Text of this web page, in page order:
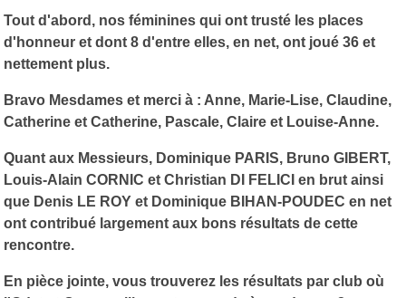
Tout d'abord, nos féminines qui ont trusté les places
d'honneur et dont 8 d'entre elles, en net, ont joué 36 et
nettement plus.
Bravo Mesdames et merci à : Anne, Marie-Lise, Claudine,
Catherine et Catherine, Pascale, Claire et Louise-Anne.
Quant aux Messieurs, Dominique PARIS, Bruno GIBERT,
Louis-Alain CORNIC et Christian DI FELICI en brut ainsi
que Denis LE ROY et Dominique BIHAN-POUDEC en net
ont contribué largement aux bons résultats de cette
rencontre.
En pièce jointe, vous trouverez les résultats par club où